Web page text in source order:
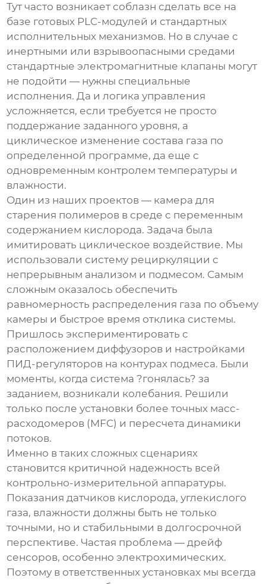
Тут часто возникает соблазн сделать все на
базе готовых PLC-модулей и стандартных
исполнительных механизмов. Но в случае с
инертными или взрывоопасными средами
стандартные электромагнитные клапаны могут
не подойти — нужны специальные
исполнения. Да и логика управления
усложняется, если требуется не просто
поддержание заданного уровня, а
циклическое изменение состава газа по
определенной программе, да еще с
одновременным контролем температуры и
влажности.
Один из наших проектов — камера для
старения полимеров в среде с переменным
содержанием кислорода. Задача была
имитировать циклическое воздействие. Мы
использовали систему рециркуляции с
непрерывным анализом и подмесом. Самым
сложным оказалось обеспечить
равномерность распределения газа по объему
камеры и быстрое время отклика системы.
Пришлось экспериментировать с
расположением диффузоров и настройками
ПИД-регуляторов на контурах подмеса. Были
моменты, когда система ?гонялась? за
заданием, возникали колебания. Решили
только после установки более точных масс-
расходомеров (MFC) и пересчета динамики
потоков.
Именно в таких сложных сценариях
становится критичной надежность всей
контрольно-измерительной аппаратуры.
Показания датчиков кислорода, углекислого
газа, влажности должны быть не только
точными, но и стабильными в долгосрочной
перспективе. Частая проблема — дрейф
сенсоров, особенно электрохимических.
Поэтому в ответственных установках мы всегда